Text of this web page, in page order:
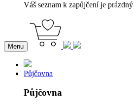
Váš seznam k zapůjčení je
Menu
Půjčovna
Půjčovna